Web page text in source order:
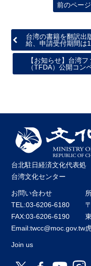
関
リ
サ
イ
ト
マ
ッ
プ
前のペー
台湾の書籍を翻訳出
給、申請受付期間は
【お知らせ】台湾
（TFDA）公開コン
台北駐日経済文化代表処
台湾文化センター
お問い合わせ
TEL:03-6206-6180
FAX:03-6206-6190
Email:twcc@moc.gov.tw
Join us